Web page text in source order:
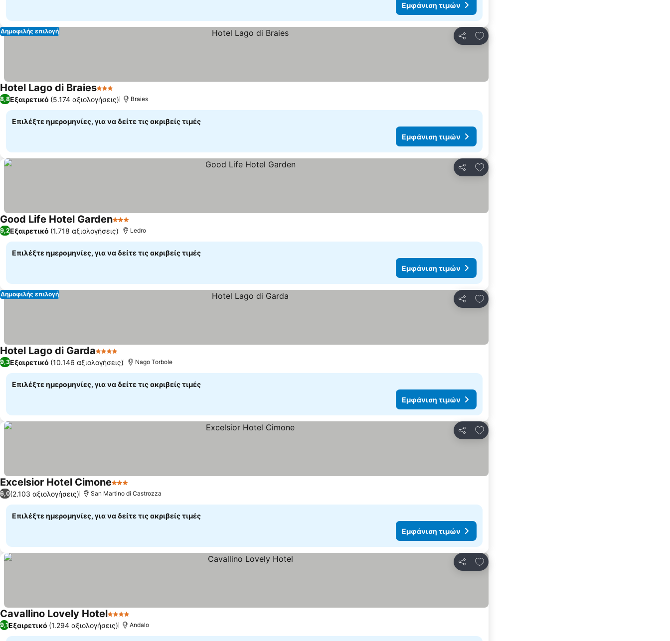
Εμφάνιση τιμών
Κοινοποίηση
Προσθήκη στα αγαπημένα
Δημοφιλής επιλογή
Hotel Lago di Braies3 Αστέρια
8,8Εξαιρετικό (5.174 αξιολογήσεις) Braies
Επιλέξτε ημερομηνίες, για να δείτε τις ακριβείς τιμές
Εμφάνιση τιμών
Κοινοποίηση
Προσθήκη στα αγαπημένα
Good Life Hotel Garden3 Αστέρια
9,2Εξαιρετικό (1.718 αξιολογήσεις) Ledro
Επιλέξτε ημερομηνίες, για να δείτε τις ακριβείς τιμές
Εμφάνιση τιμών
Κοινοποίηση
Προσθήκη στα αγαπημένα
Δημοφιλής επιλογή
Hotel Lago di Garda4 Αστέρια
9,3Εξαιρετικό (10.146 αξιολογήσεις) Nago Torbole
Επιλέξτε ημερομηνίες, για να δείτε τις ακριβείς τιμές
Εμφάνιση τιμών
Κοινοποίηση
Προσθήκη στα αγαπημένα
Excelsior Hotel Cimone3 Αστέρια
6,0(2.103 αξιολογήσεις) San Martino di Castrozza
Επιλέξτε ημερομηνίες, για να δείτε τις ακριβείς τιμές
Εμφάνιση τιμών
Κοινοποίηση
Προσθήκη στα αγαπημένα
Cavallino Lovely Hotel4 Αστέρια
9,1Εξαιρετικό (1.294 αξιολογήσεις) Andalo